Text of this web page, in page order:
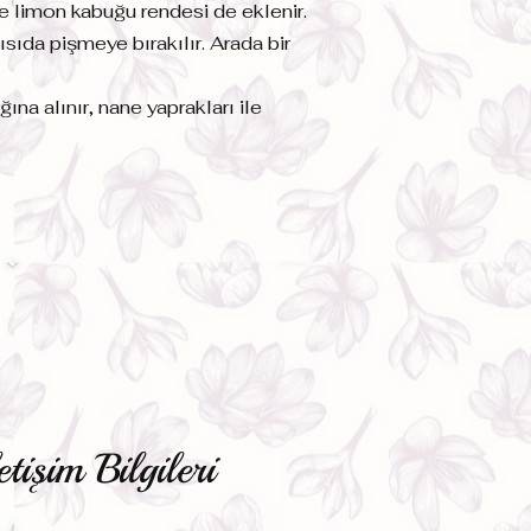
limon kabuğu rendesi de eklenir.
pişmeye bırakılır. Arada bir
alınır, nane yaprakları ile
Bilgileri